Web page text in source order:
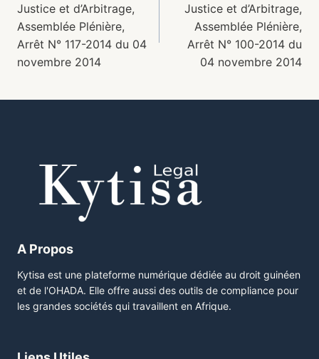
Justice et d’Arbitrage,
Assemblée Plénière,
Arrêt N° 117-2014 du 04
novembre 2014
Justice et d’Arbitrage,
Assemblée Plénière,
Arrêt N° 100-2014 du
04 novembre 2014
A Propos
Kytisa est une plateforme numérique dédiée au droit guinéen
et de l'OHADA. Elle offre aussi des outils de compliance pour
les grandes sociétés qui travaillent en Afrique.